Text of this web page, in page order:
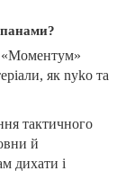
панами?
«Моментум»
як nyko та
тактичного
й
дихати і